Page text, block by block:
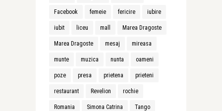
Facebook femeie fericire iubire
iubit liceu mall Marea Dragoste
Marea Dragoste mesaj mireasa
munte muzica nunta oameni
poze presa prietena prieteni
restaurant Revelion rochie
Romania Simona Catrina Tango